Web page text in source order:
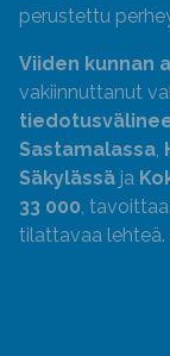
perustettu
Viiden kunnan
vakiinnuttanut
Sastamalassa,
Säkylässä ja
33 000,
tilattavaa lehteä.